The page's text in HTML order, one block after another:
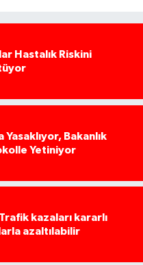
Hastalık Riskini
Yasaklıyor, Bakanlık
Yetiniyor
kazaları kararlı
azaltılabilir